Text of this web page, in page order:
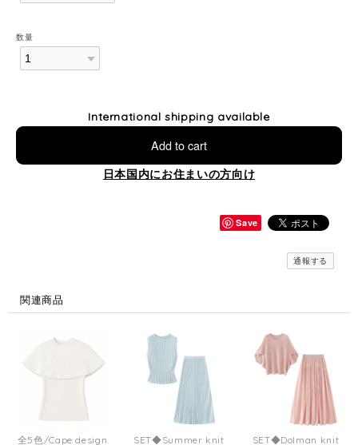
数量
International shipping available
Add to cart
日本国内にお住まいの方向け
Save
通報する
関連商品
全5色/Cape design SET◆Summer knit SET◆Dolman knit